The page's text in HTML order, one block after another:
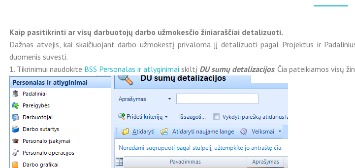
Kaip pasitikrinti ar visų darbuotojų darbo užmokesčio žiniaraščiai detalizuoti.
Dažnas atvejis, kai skaičiuojant darbo užmokestį privaloma jį detalizuoti pagal Projektus ir
duomenis suvesti.
1. Tikrinimui naudokite BSS Personalas ir atlyginimai skiltį DU sumų detalizacijos. Čia pateikiamos visų